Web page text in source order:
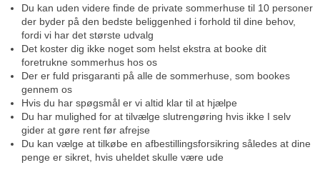
Du kan uden videre finde de private sommerhuse til 10 personer
der byder på den bedste beliggenhed i forhold til dine behov,
fordi vi har det største udvalg
Det koster dig ikke noget som helst ekstra at booke dit
foretrukne sommerhus hos os
Der er fuld prisgaranti på alle de sommerhuse, som bookes
gennem os
Hvis du har spøgsmål er vi altid klar til at hjælpe
Du har mulighed for at tilvælge slutrengøring hvis ikke I selv
gider at gøre rent før afrejse
Du kan vælge at tilkøbe en afbestillingsforsikring således at dine
penge er sikret, hvis uheldet skulle være ude